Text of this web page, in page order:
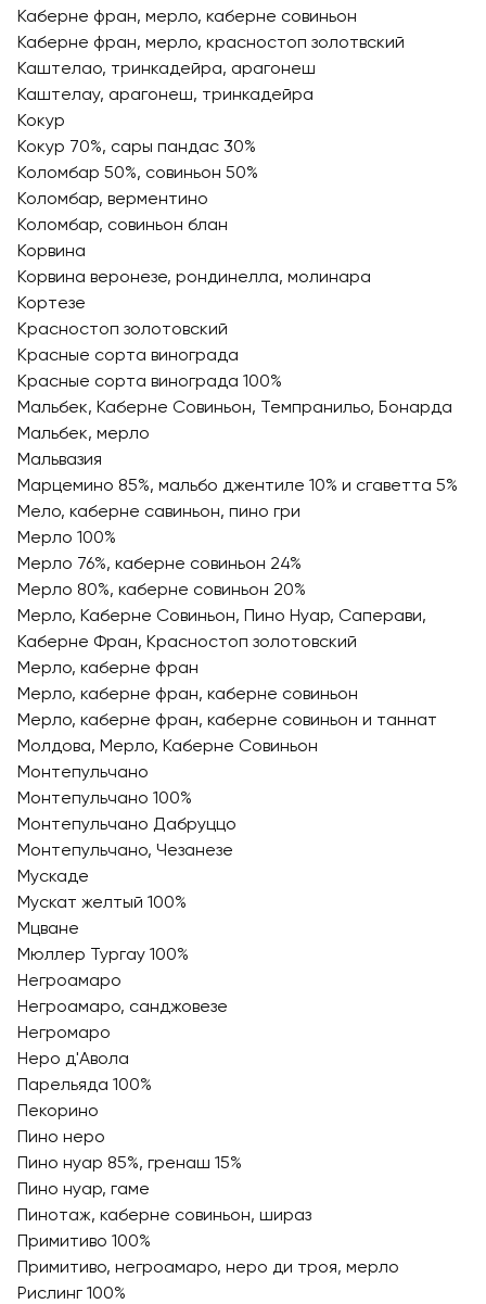
Каберне фран, мерло, каберне совиньон
Каберне фран, мерло, красностоп золотвский
Каштелао, тринкадейра, арагонеш
Каштелау, арагонеш, тринкадейра
Кокур
Кокур 70%, сары пандас 30%
Коломбар 50%, совиньон 50%
Коломбар, верментино
Коломбар, совиньон блан
Корвина
Корвина веронезе, рондинелла, молинара
Кортезе
Красностоп золотовский
Красные сорта винограда
Красные сорта винограда 100%
Мальбек, Каберне Совиньон, Темпранильо, Бонарда
Мальбек, мерло
Мальвазия
Марцемино 85%, мальбо джентиле 10% и сгаветта 5%
Мело, каберне савиньон, пино гри
Мерло 100%
Мерло 76%, каберне совиньон 24%
Мерло 80%, каберне совиньон 20%
Мерло, Каберне Совиньон, Пино Нуар, Саперави,
Каберне Фран, Красностоп золотовский
Мерло, каберне фран
Мерло, каберне фран, каберне совиньон
Мерло, каберне фран, каберне совиньон и таннат
Молдова, Мерло, Каберне Совиньон
Монтепульчано
Монтепульчано 100%
Монтепульчано Дабруццо
Монтепульчано, Чезанезе
Мускаде
Мускат желтый 100%
Мцване
Мюллер Тургау 100%
Негроамаро
Негроамаро, санджовезе
Негромаро
Неро д'Авола
Парельяда 100%
Пекорино
Пино неро
Пино нуар 85%, гренаш 15%
Пино нуар, гаме
Пинотаж, каберне совиньон, шираз
Примитиво 100%
Примитиво, негроамаро, неро ди троя, мерло
Рислинг 100%